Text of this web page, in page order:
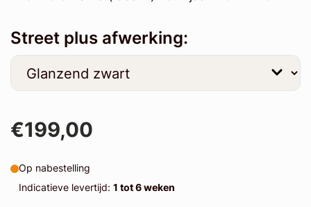
Street plus afwerking:
€199,00
Op nabestelling
Indicatieve levertijd: 1 tot 6 weken